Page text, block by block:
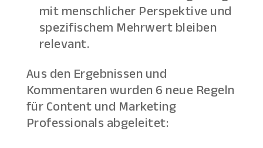
mit menschlicher Perspektive und
spezifischem Mehrwert bleiben
relevant.
Aus den Ergebnissen und
Kommentaren wurden 6 neue Regeln
für Content und Marketing
Professionals abgeleitet: